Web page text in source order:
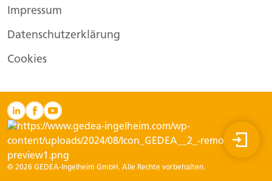
Impressum
Datenschutzerklärung
Cookies
© 2026 GEDEA-Ingelheim GmbH. Alle Rechte vorbehalten.